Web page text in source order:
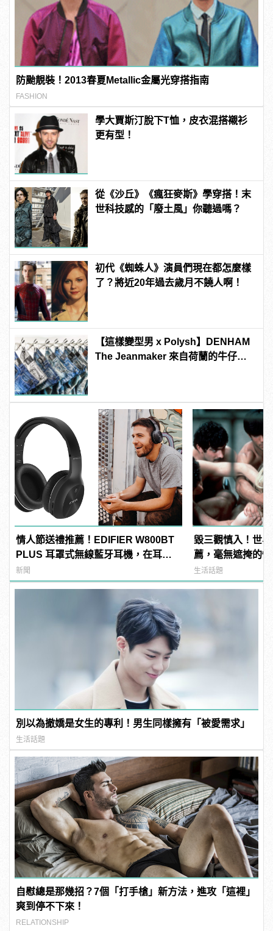
防颱靚裝！2013春夏Metallic金屬光穿搭指南
FASHION
學大賈斯汀脫下T恤，皮衣混搭襯衫
更有型！
從《沙丘》《瘋狂麥斯》學穿搭！末
世科技感的「廢土風」你聽過嗎？
初代《蜘蛛人》演員們現在都怎麼樣
了？將近20年過去歲月不饒人啊！
【這樣變型男 x Polysh】DENHAM
The Jeanmaker 來自荷蘭的牛仔褲
情人節送禮推薦！EDIFIER W800BT
PLUS 耳罩式無線藍牙耳機，在耳邊
傾訴甜言蜜語
新聞
毀三觀慎入！世
薦，毫無遮掩的
噁心到極致！ |
男
生活話題
別以為撤嬌是女生的專利！男生同樣擁有「被愛需求」
生活話題
自慰總是那幾招？7個「打手槍」新方法，進攻「這裡」
爽到停不下來！
RELATIONSHIP